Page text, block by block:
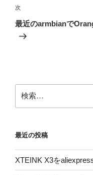
ビ
ゲ
ー
稿
次
の
次
最近のarmbianで
索:
最近の投稿
XTEINK X3を